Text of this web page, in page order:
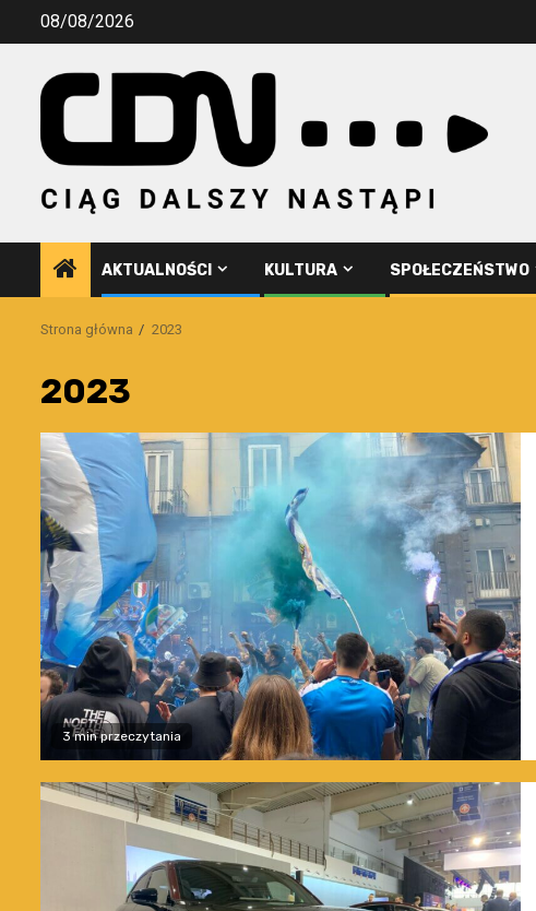
Przejdź08/08/2026
AKTUALNOŚCI KULTURA SPOŁECZEŃSTWO
Strona główna 2023
2023
3 min przeczytania